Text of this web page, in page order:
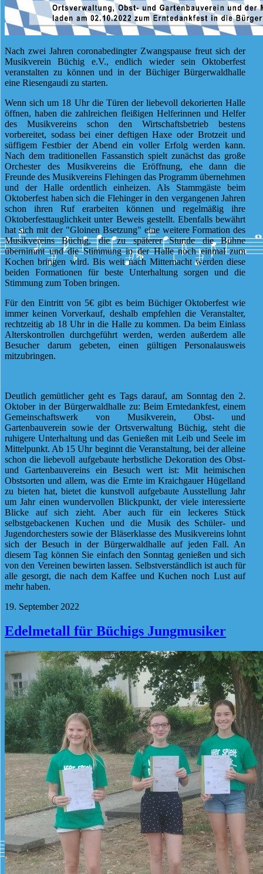
Nach zwei Jahren coronabedingter Zwangspause freut sich der
Musikverein Büchig e.V., endlich wieder sein Oktoberfest
veranstalten zu können und in der Büchiger Bürgerwaldhalle
eine Riesengaudi zu starten.
Wenn sich um 18 Uhr die Türen der liebevoll dekorierten Halle
öffnen, haben die zahlreichen fleißigen Helferinnen und Helfer
des Musikvereins schon den Wirtschaftsbetrieb bestens
vorbereitet, sodass bei einer deftigen Haxe oder Brotzeit und
süffigem Festbier der Abend ein voller Erfolg werden kann.
Nach dem traditionellen Fassanstich spielt zunächst das große
Orchester des Musikvereins die Eröffnung, ehe dann die
Freunde des Musikvereins Flehingen das Programm übernehmen
und der Halle ordentlich einheizen. Als Stammgäste beim
Oktoberfest haben sich die Flehinger in den vergangenen Jahren
schon ihren Ruf erarbeiten können und regelmäßig ihre
Oktoberfesttauglichkeit unter Beweis gestellt. Ebenfalls bewährt
hat sich mit der "Gloinen Bsetzung" eine weitere Formation des
Musikvereins Büchig, die zu späterer Stunde die Bühne
übernimmt und die Stimmung in der Halle noch einmal zum
Kochen bringen wird. Bis weit nach Mitternacht werden diese
beiden Formationen für beste Unterhaltung sorgen und die
Stimmung zum Toben bringen.
Für den Eintritt von 5€ gibt es beim Büchiger Oktoberfest wie
immer keinen Vorverkauf, deshalb empfehlen die Veranstalter,
rechtzeitig ab 18 Uhr in die Halle zu kommen. Da beim Einlass
Alterskontrollen durchgeführt werden, werden außerdem alle
Besucher darum gebeten, einen gültigen Personalausweis
mitzubringen.
Deutlich gemütlicher geht es Tags darauf, am Sonntag den 2.
Oktober in der Bürgerwaldhalle zu: Beim Erntedankfest, einem
Gemeinschaftswerk von Musikverein, Obst- und
Gartenbauverein sowie der Ortsverwaltung Büchig, steht die
ruhigere Unterhaltung und das Genießen mit Leib und Seele im
Mittelpunkt. Ab 15 Uhr beginnt die Veranstaltung, bei der alleine
schon die liebevoll aufgebaute herbstliche Dekoration des Obst-
und Gartenbauvereins ein Besuch wert ist: Mit heimischen
Obstsorten und allem, was die Ernte im Kraichgauer Hügelland
zu bieten hat, bietet die kunstvoll aufgebaute Ausstellung Jahr
um Jahr einen wundervollen Blickpunkt, der viele interessierte
Blicke auf sich zieht. Aber auch für ein leckeres Stück
selbstgebackenen Kuchen und die Musik des Schüler- und
Jugendorchesters sowie der Bläserklasse des Musikvereins lohnt
sich der Besuch in der Bürgerwaldhalle auf jeden Fall. An
diesem Tag können Sie einfach den Sonntag genießen und sich
von den Vereinen bewirten lassen. Selbstverständlich ist auch für
alle gesorgt, die nach dem Kaffee und Kuchen noch Lust auf
mehr haben.
19. September 2022
Edelmetall für Büchigs Jungmusiker